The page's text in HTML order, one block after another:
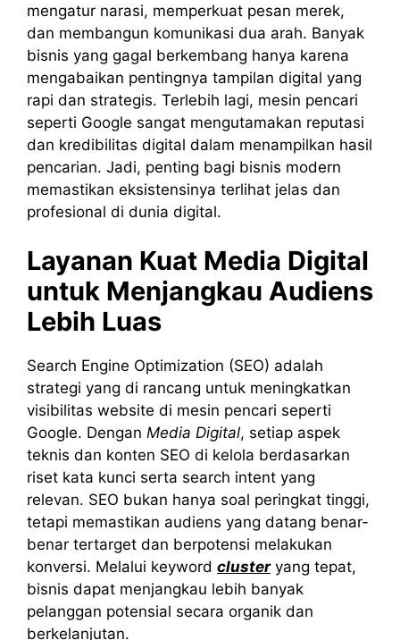
mengatur narasi, memperkuat pesan merek,
dan membangun komunikasi dua arah. Banyak
bisnis yang gagal berkembang hanya karena
mengabaikan pentingnya tampilan digital yang
rapi dan strategis. Terlebih lagi, mesin pencari
seperti Google sangat mengutamakan reputasi
dan kredibilitas digital dalam menampilkan hasil
pencarian. Jadi, penting bagi bisnis modern
memastikan eksistensinya terlihat jelas dan
profesional di dunia digital.
Layanan Kuat Media Digital
untuk Menjangkau Audiens
Lebih Luas
Search Engine Optimization (SEO) adalah
strategi yang di rancang untuk meningkatkan
visibilitas website di mesin pencari seperti
Google. Dengan Media Digital, setiap aspek
teknis dan konten SEO di kelola berdasarkan
riset kata kunci serta search intent yang
relevan. SEO bukan hanya soal peringkat tinggi,
tetapi memastikan audiens yang datang benar-
benar tertarget dan berpotensi melakukan
konversi. Melalui keyword clusteryang tepat,
bisnis dapat menjangkau lebih banyak
pelanggan potensial secara organik dan
berkelanjutan.